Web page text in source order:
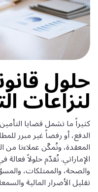
حلول
لنزاعات
كثيراً ما تشمل قضايا
الدفع، أو رفضاً غير مبرر
المعقدة، ونُمكّن عملاءنا من
الإماراتي. نُقدّم حلولاً
والصحة، والممتلكات،
تقليل الأضرار المالية